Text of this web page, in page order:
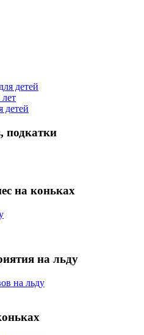
детей
детей
подкатки
на коньках
на льду
на льду